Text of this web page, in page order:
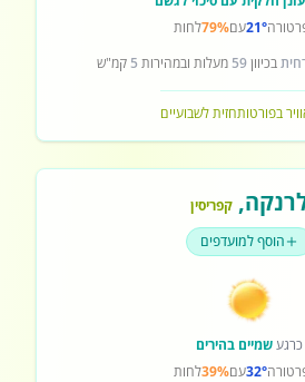
21°עם79%לחות
בכיוון59 מעלות ובמהירות 5 קמ"ש
בפורטותחזית לשבועיים
, קפריסין
הוסף למועדפים
כרגעשמיים בהירים
32°עם39%לחות